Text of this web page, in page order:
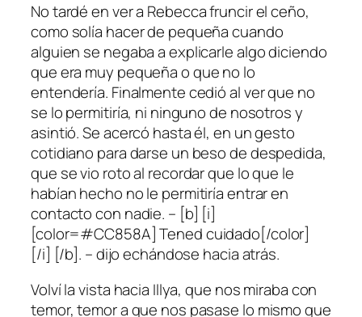
No tardé en ver a Rebecca fruncir el ceño,
como solía hacer de pequeña cuando
alguien se negaba a explicarle algo diciendo
que era muy pequeña o que no lo
entendería. Finalmente cedió al ver que no
se lo permitiría, ni ninguno de nosotros y
asintió. Se acercó hasta él, en un gesto
cotidiano para darse un beso de despedida,
que se vio roto al recordar que lo que le
habían hecho no le permitiría entrar en
contacto con nadie. – [b] [i]
[color=#CC858A] Tened cuidado[/color]
[/i] [/b]. – dijo echándose hacia atrás.
Volví la vista hacia Illya, que nos miraba con
temor, temor a que nos pasase lo mismo que